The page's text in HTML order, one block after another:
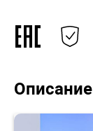
Описание